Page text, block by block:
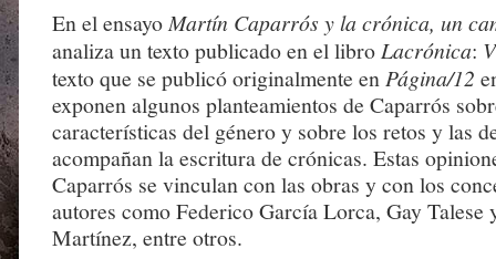
En el ensayoMartín Caparrós y la crónica, un
analiza un texto publicado en el libro Lacrónica:
texto que se publicó originalmente en Página/12
exponen algunos planteamientos de Caparrós
características del género y sobre los retos y las
acompañan la escritura de crónicas. Estas
Caparrós se vinculan con las obras y con los
autores como Federico García Lorca, Gay Talese
Martínez, entre otros.